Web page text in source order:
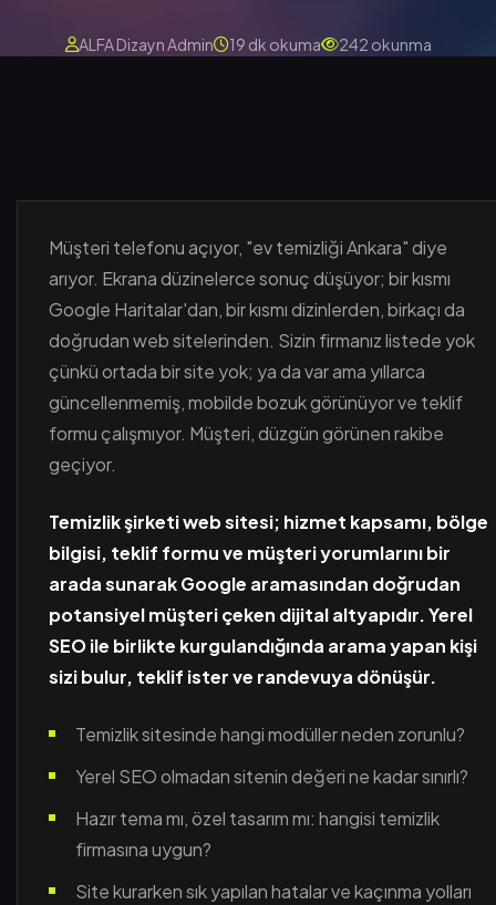
ALFA Dizayn Admin 19 dk okuma 242 okunma
Müşteri telefonu açıyor, "ev temizliği Ankara" diye
arıyor. Ekrana düzinelerce sonuç düşüyor; bir kısmı
Google Haritalar'dan, bir kısmı dizinlerden, birkaçı da
doğrudan web sitelerinden. Sizin firmanız listede yok
çünkü ortada bir site yok; ya da var ama yıllarca
güncellenmemiş, mobilde bozuk görünüyor ve teklif
formu çalışmıyor. Müşteri, düzgün görünen rakibe
geçiyor.
Temizlik şirketi web sitesi; hizmet kapsamı, bölge
bilgisi, teklif formu ve müşteri yorumlarını bir
arada sunarak Google aramasından doğrudan
potansiyel müşteri çeken dijital altyapıdır. Yerel
SEO ile birlikte kurgulandığında arama yapan kişi
sizi bulur, teklif ister ve randevuya dönüşür.
Temizlik sitesinde hangi modüller neden zorunlu?
Yerel SEO olmadan sitenin değeri ne kadar sınırlı?
Hazır tema mı, özel tasarım mı: hangisi temizlik
firmasına uygun?
Site kurarken sık yapılan hatalar ve kaçınma yolları